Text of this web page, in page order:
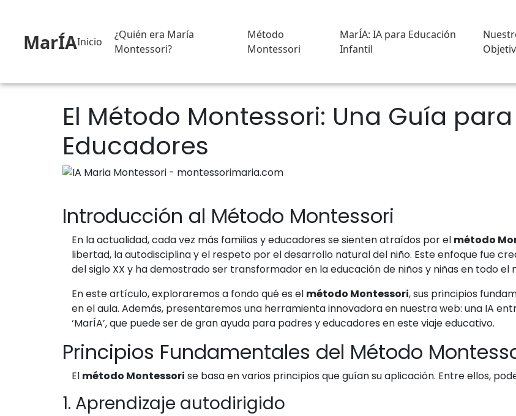
MarÍAInicio
¿Quién era María
Montessori?
Método
Montessori
MarÍA: IA para Educación
Infantil
El Método Montessori: Una Guía
Educadores
Introducción al Método Montessori
En la actualidad, cada vez más familias y educadores se sienten atraídos por el método
libertad, la autodisciplina y el respeto por el desarrollo natural del niño. Este enfoque fue
del siglo XX y ha demostrado ser transformador en la educación de niños y niñas en todo el
En este artículo, exploraremos a fondo qué es el método Montessori, sus principios
en el aula. Además, presentaremos una herramienta innovadora en nuestra web: una IA
‘MarÍA’, que puede ser de gran ayuda para padres y educadores en este viaje educativo.
Principios Fundamentales del Método
El método Montessori se basa en varios principios que guían su aplicación. Entre ellos,
1. Aprendizaje autodirigido